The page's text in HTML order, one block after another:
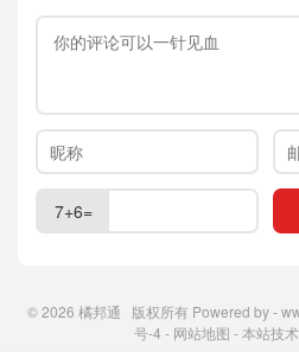
7+6=
© 2026 橘邦通 版权所有 Powered by -
号-4 - 网站地图 - 本站技